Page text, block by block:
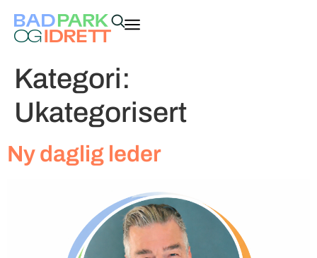
Kategori:
Ukategorisert
Ny daglig leder